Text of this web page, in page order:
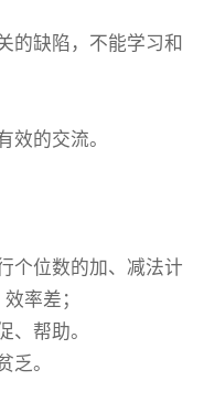
的缺陷，不能学习和
效的交流。
个位数的加、减法计
率差；
、帮助。
乏。